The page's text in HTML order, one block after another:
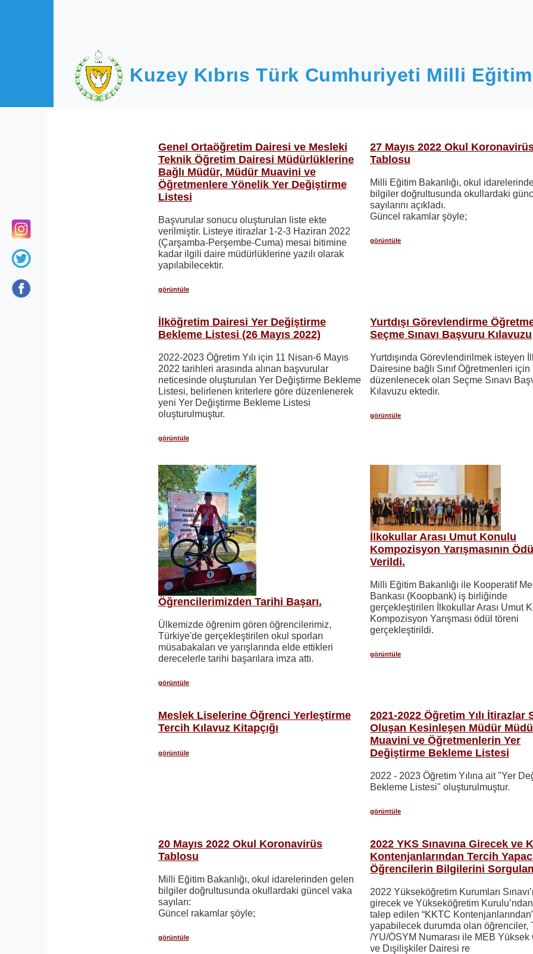
Kuzey Kıbrıs Türk Cumhuriyeti Milli Eğitim
Genel Ortaöğretim Dairesi ve Mesleki
Teknik Öğretim Dairesi Müdürlüklerine
Bağlı Müdür, Müdür Muavini ve
Öğretmenlere Yönelik Yer Değiştirme
Listesi
Başvurular sonucu oluşturulan liste ekte
verilmiştir. Listeye itirazlar 1-2-3 Haziran 2022
(Çarşamba-Perşembe-Cuma) mesai bitimine
kadar ilgili daire müdürlüklerine yazılı olarak
yapılabilecektir.
görüntüle
27 Mayıs 2022 Okul
Tablosu
Milli Eğitim Bakanlığı, okul
bilgiler doğrultusunda okullardaki
sayılarını açıkladı.
Güncel rakamlar şöyle;
görüntüle
İlköğretim Dairesi Yer Değiştirme
Bekleme Listesi (26 Mayıs 2022)
2022-2023 Öğretim Yılı için 11 Nisan-6 Mayıs
2022 tarihleri arasında alınan başvurular
neticesinde oluşturulan Yer Değiştirme Bekleme
Listesi, belirlenen kriterlere göre düzenlenerek
yeni Yer Değiştirme Bekleme Listesi
oluşturulmuştur.
görüntüle
Yurtdışı Görevlendirme
Seçme Sınavı Başvuru Kılavuzu
Yurtdışında Görevlendirilmek isteyen
Dairesine bağlı Sınıf Öğretmenleri için
düzenlenecek olan Seçme Sınavı
Kılavuzu ektedir.
görüntüle
Öğrencilerimizden Tarihi Başarı.
Ülkemizde öğrenim gören öğrencilerimiz,
Türkiye'de gerçekleştirilen okul sporları
müsabakaları ve yarışlarında elde ettikleri
derecelerle tarihi başarılara imza attı.
görüntüle
İlkokullar Arası Umut Konulu
Kompozisyon Yarışmasının
Verildi.
Milli Eğitim Bakanlığı ile Kooperatif
Bankası (Koopbank) iş birliğinde
gerçekleştirilen İlkokullar Arası Umut
Kompozisyon Yarışması ödül töreni
gerçekleştirildi.
görüntüle
Meslek Liselerine Öğrenci Yerleştirme
Tercih Kılavuz Kitapçığı
görüntüle
2021-2022 Öğretim Yılı İtirazlar
Oluşan Kesinleşen Müdür
Muavini ve Öğretmenlerin Yer
Değiştirme Bekleme Listesi
2022 - 2023 Öğretim Yılına ait "Yer
Bekleme Listesi" oluşturulmuştur.
görüntüle
20 Mayıs 2022 Okul Koronavirüs
Tablosu
Milli Eğitim Bakanlığı, okul idarelerinden gelen
bilgiler doğrultusunda okullardaki güncel vaka
sayıları:
Güncel rakamlar şöyle;
görüntüle
2022 YKS Sınavına Girecek ve
Kontenjanlarından Tercih
Öğrencilerin Bilgilerini
2022 Yükseköğretim Kurumları
girecek ve Yükseköğretim
talep edilen “KKTC
yapabilecek durumda olan öğrenciler,
/YU/ÖSYM Numarası ile MEB Yüksek
ve Dışilişkiler Dairesi re